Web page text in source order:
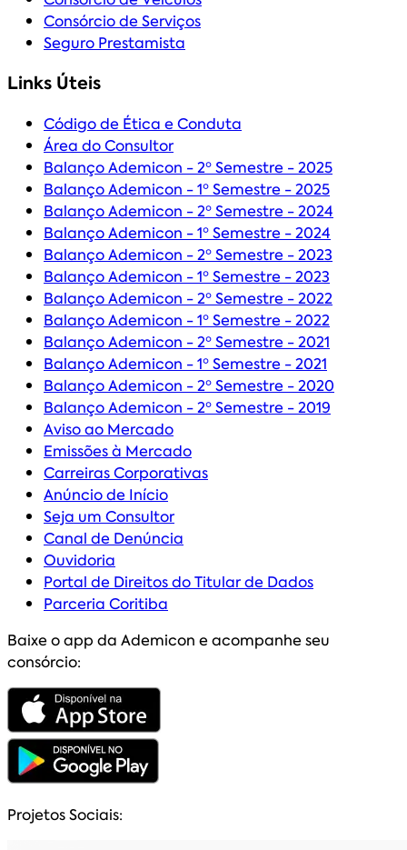
Consórcio de Serviços
Seguro Prestamista
Links Úteis
Código de Ética e Conduta
Área do Consultor
Balanço Ademicon - 2º Semestre - 2025
Balanço Ademicon - 1º Semestre - 2025
Balanço Ademicon - 2º Semestre - 2024
Balanço Ademicon - 1º Semestre - 2024
Balanço Ademicon - 2º Semestre - 2023
Balanço Ademicon - 1º Semestre - 2023
Balanço Ademicon - 2º Semestre - 2022
Balanço Ademicon - 1º Semestre - 2022
Balanço Ademicon - 2º Semestre - 2021
Balanço Ademicon - 1º Semestre - 2021
Balanço Ademicon - 2º Semestre - 2020
Balanço Ademicon - 2º Semestre - 2019
Aviso ao Mercado
Emissões à Mercado
Carreiras Corporativas
Anúncio de Início
Seja um Consultor
Canal de Denúncia
Ouvidoria
Portal de Direitos do Titular de Dados
Parceria Coritiba
Baixe o app da Ademicon e acompanhe seu
consórcio:
Projetos Sociais: